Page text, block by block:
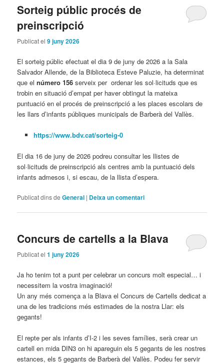
Sorteig públic procés de
preinscripció
Publicat el9 juny 2026
El sorteig públic efectuat el dia 9 de juny de 2026 a la Sala
Salvador Allende, de la Biblioteca Esteve Paluzie, ha determinat
que elnúmero 156 serveix per ordenar les sol·licituds que es
trobin en situació d’empat per haver obtingut la mateixa
puntuació en el procés de preinscripció a les places escolars de
les llars d’infants públiques municipals de Barberà del Vallès.
https://www.bdv.cat/sorteig-0
El dia 16 de juny de 2026 podreu consultar les llistes de
sol·licituds de preinscripció als centres amb la puntuació dels
infants admesos i, si escau, de la llista d’espera.
Publicat dins de General | Deixa un comentari
Concurs de cartells a la Blava
Publicat el1 juny 2026
Ja ho tenim tot a punt per celebrar un concurs molt especial… i
necessitem la vostra imaginació!
Un any més comença a la Blava el Concurs de Cartells dedicat a
una de les tradicions més estimades de la nostra Llar: els
gegants!
El repte per als infants d’I-2 i les seves famílies, serà crear un
cartell en mida DIN3 on hi apareguin els 5 gegants de les nostres
estances, els 5 gegants de Barberà del Vallès. Podeu fer servir